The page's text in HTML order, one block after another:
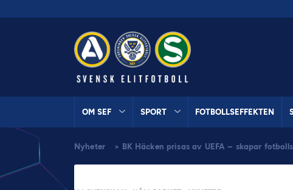
OM SEF SPORT FOTBOLLSEFFEKTEN
Nyheter > BK Häcken prisas av UEFA – skapar